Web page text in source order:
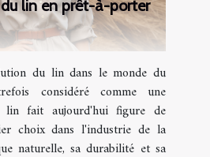
lin en prêt-à-porter
du lin dans le monde du
considéré comme une
lin fait aujourd'hui figure de
choix dans l'industrie de la
naturelle, sa durabilité et sa